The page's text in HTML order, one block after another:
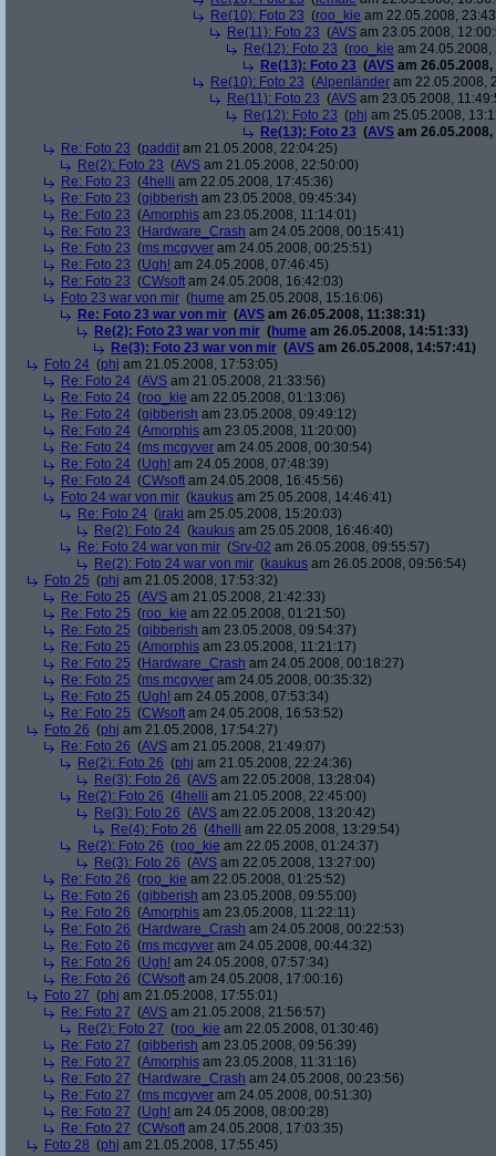
Re(10): Foto 23 (roo_kie am 22.05.2008,
Re(11): Foto 23 (AVS am 23.05.2008,
Re(12): Foto 23 (roo_kie am 24.05.2008,
Re(13): Foto 23 (AVS am
Re(10): Foto 23 (Alpenländer am 22.05.2008,
Re(11): Foto 23 (AVS am 23.05.2008,
Re(12): Foto 23 (phj am 25.05.2008,
Re(13): Foto 23 (AVS am
Re: Foto 23 (paddit am 21.05.2008, 22:04:25)
Re(2): Foto 23 (AVS am 21.05.2008, 22:50:00)
Re: Foto 23 (4helli am 22.05.2008, 17:45:36)
Re: Foto 23 (gibberish am 23.05.2008, 09:45:34)
Re: Foto 23 (Amorphis am 23.05.2008, 11:14:01)
Re: Foto 23 (Hardware_Crash am 24.05.2008, 00:15:41)
Re: Foto 23 (ms mcgyver am 24.05.2008, 00:25:51)
Re: Foto 23 (Ugh! am 24.05.2008, 07:46:45)
Re: Foto 23 (CWsoft am 24.05.2008, 16:42:03)
Foto 23 war von mir (hume am 25.05.2008, 15:16:06)
Re: Foto 23 war von mir (AVS am 26.05.2008, 11:38:31)
Re(2): Foto 23 war von mir (hume am 26.05.2008, 14:51:33)
Re(3): Foto 23 war von mir (AVS am 26.05.2008, 14:57:41)
Foto 24 (phj am 21.05.2008, 17:53:05)
Re: Foto 24 (AVS am 21.05.2008, 21:33:56)
Re: Foto 24 (roo_kie am 22.05.2008, 01:13:06)
Re: Foto 24 (gibberish am 23.05.2008, 09:49:12)
Re: Foto 24 (Amorphis am 23.05.2008, 11:20:00)
Re: Foto 24 (ms mcgyver am 24.05.2008, 00:30:54)
Re: Foto 24 (Ugh! am 24.05.2008, 07:48:39)
Re: Foto 24 (CWsoft am 24.05.2008, 16:45:56)
Foto 24 war von mir (kaukus am 25.05.2008, 14:46:41)
Re: Foto 24 (iraki am 25.05.2008, 15:20:03)
Re(2): Foto 24 (kaukus am 25.05.2008, 16:46:40)
Re: Foto 24 war von mir (Srv-02 am 26.05.2008, 09:55:57)
Re(2): Foto 24 war von mir (kaukus am 26.05.2008, 09:56:54)
Foto 25 (phj am 21.05.2008, 17:53:32)
Re: Foto 25 (AVS am 21.05.2008, 21:42:33)
Re: Foto 25 (roo_kie am 22.05.2008, 01:21:50)
Re: Foto 25 (gibberish am 23.05.2008, 09:54:37)
Re: Foto 25 (Amorphis am 23.05.2008, 11:21:17)
Re: Foto 25 (Hardware_Crash am 24.05.2008, 00:18:27)
Re: Foto 25 (ms mcgyver am 24.05.2008, 00:35:32)
Re: Foto 25 (Ugh! am 24.05.2008, 07:53:34)
Re: Foto 25 (CWsoft am 24.05.2008, 16:53:52)
Foto 26 (phj am 21.05.2008, 17:54:27)
Re: Foto 26 (AVS am 21.05.2008, 21:49:07)
Re(2): Foto 26 (phj am 21.05.2008, 22:24:36)
Re(3): Foto 26 (AVS am 22.05.2008, 13:28:04)
Re(2): Foto 26 (4helli am 21.05.2008, 22:45:00)
Re(3): Foto 26 (AVS am 22.05.2008, 13:20:42)
Re(4): Foto 26 (4helli am 22.05.2008, 13:29:54)
Re(2): Foto 26 (roo_kie am 22.05.2008, 01:24:37)
Re(3): Foto 26 (AVS am 22.05.2008, 13:27:00)
Re: Foto 26 (roo_kie am 22.05.2008, 01:25:52)
Re: Foto 26 (gibberish am 23.05.2008, 09:55:00)
Re: Foto 26 (Amorphis am 23.05.2008, 11:22:11)
Re: Foto 26 (Hardware_Crash am 24.05.2008, 00:22:53)
Re: Foto 26 (ms mcgyver am 24.05.2008, 00:44:32)
Re: Foto 26 (Ugh! am 24.05.2008, 07:57:34)
Re: Foto 26 (CWsoft am 24.05.2008, 17:00:16)
Foto 27 (phj am 21.05.2008, 17:55:01)
Re: Foto 27 (AVS am 21.05.2008, 21:56:57)
Re(2): Foto 27 (roo_kie am 22.05.2008, 01:30:46)
Re: Foto 27 (gibberish am 23.05.2008, 09:56:39)
Re: Foto 27 (Amorphis am 23.05.2008, 11:31:16)
Re: Foto 27 (Hardware_Crash am 24.05.2008, 00:23:56)
Re: Foto 27 (ms mcgyver am 24.05.2008, 00:51:30)
Re: Foto 27 (Ugh! am 24.05.2008, 08:00:28)
Re: Foto 27 (CWsoft am 24.05.2008, 17:03:35)
Foto 28 (phj am 21.05.2008, 17:55:45)